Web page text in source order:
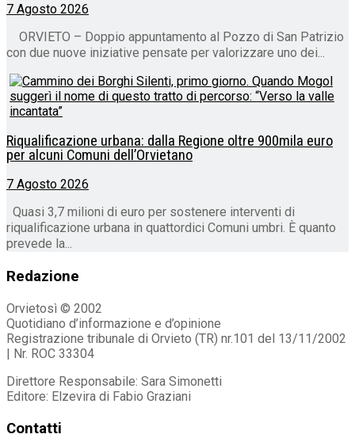
7 Agosto 2026
ORVIETO – Doppio appuntamento al Pozzo di San Patrizio
con due nuove iniziative pensate per valorizzare uno dei...
Riqualificazione urbana: dalla Regione oltre 900mila euro
per alcuni Comuni dell’Orvietano
7 Agosto 2026
Quasi 3,7 milioni di euro per sostenere interventi di
riqualificazione urbana in quattordici Comuni umbri. È quanto
prevede la...
Redazione
Orvietosì © 2002
Quotidiano d’informazione e d’opinione
Registrazione tribunale di Orvieto (TR) nr.101 del 13/11/2002
| Nr. ROC 33304
Direttore Responsabile: Sara Simonetti
Editore: Elzevira di Fabio Graziani
Contatti